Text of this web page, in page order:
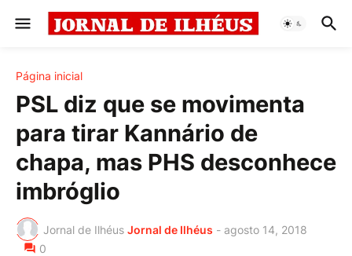
Página inicial
PSL diz que se movimenta
para tirar Kannário de
chapa, mas PHS desconhece
imbróglio
Jornal de Ilhéus Jornal de Ilhéus - agosto 14, 2018
0